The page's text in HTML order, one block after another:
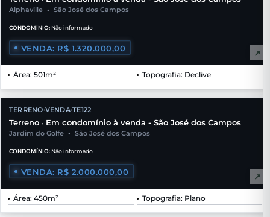
Alphaville • São José dos Campos
CONDOMÍNIO: Não informado
VENDA: R$ 1.320.000,00 ↗
Área: 501m² Topografia: Declive
TERRENO•VENDA•TE122
Terreno • Em condomínio à venda - São José dos Campos
Jardim do Golfe • São José dos Campos
CONDOMÍNIO: Não informado
VENDA: R$ 2.000.000,00 ↗
Área: 450m² Topografia: Plano